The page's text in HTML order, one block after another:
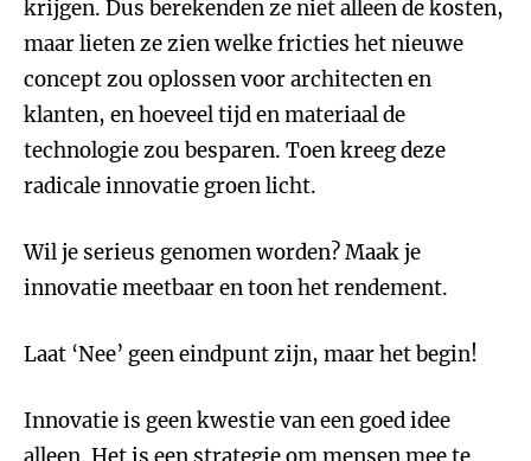
krijgen. Dus berekenden ze niet alleen de kosten,
maar lieten ze zien welke fricties het nieuwe
concept zou oplossen voor architecten en
klanten, en hoeveel tijd en materiaal de
technologie zou besparen. Toen kreeg deze
radicale innovatie groen licht.
Wil je serieus genomen worden? Maak je
innovatie meetbaar en toon het rendement.
Laat ‘Nee’ geen eindpunt zijn, maar het begin!
Innovatie is geen kwestie van een goed idee